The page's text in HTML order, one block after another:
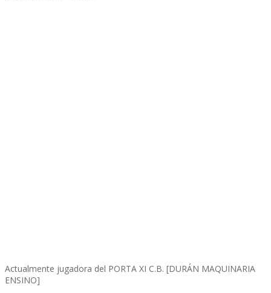
Actualmente jugadora del PORTA XI C.B. [DURÁN MAQUINARIA
ENSINO]